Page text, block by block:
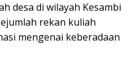
desa di wilayah Kesambi
rekan kuliah
mengenai keberadaan